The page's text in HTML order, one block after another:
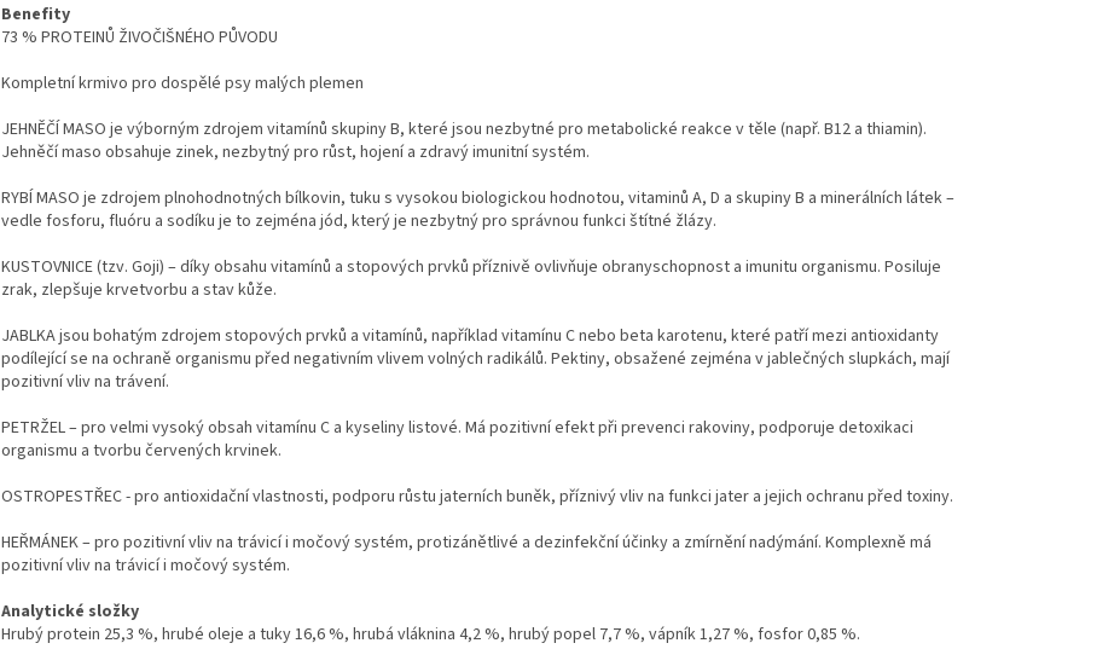
Benefity
73 % PROTEINŮ ŽIVOČIŠNÉHO PŮVODU
Kompletní krmivo pro dospělé psy malých plemen
JEHNĚČÍ MASO je výborným zdrojem vitamínů skupiny B, které jsou nezbytné pro metabolické reakce v těle (např. B12 a thiamin).
Jehněčí maso obsahuje zinek, nezbytný pro růst, hojení a zdravý imunitní systém.
RYBÍ MASO je zdrojem plnohodnotných bílkovin, tuku s vysokou biologickou hodnotou, vitaminů A, D a skupiny B a minerálních látek –
vedle fosforu, fluóru a sodíku je to zejména jód, který je nezbytný pro správnou funkci štítné žlázy.
KUSTOVNICE (tzv. Goji) – díky obsahu vitamínů a stopových prvků příznivě ovlivňuje obranyschopnost a imunitu organismu. Posiluje
zrak, zlepšuje krvetvorbu a stav kůže.
JABLKA jsou bohatým zdrojem stopových prvků a vitamínů, například vitamínu C nebo beta karotenu, které patří mezi antioxidanty
podílející se na ochraně organismu před negativním vlivem volných radikálů. Pektiny, obsažené zejména v jablečných slupkách, mají
pozitivní vliv na trávení.
PETRŽEL – pro velmi vysoký obsah vitamínu C a kyseliny listové. Má pozitivní efekt při prevenci rakoviny, podporuje detoxikaci
organismu a tvorbu červených krvinek.
OSTROPESTŘEC - pro antioxidační vlastnosti, podporu růstu jaterních buněk, příznivý vliv na funkci jater a jejich ochranu před toxiny.
HEŘMÁNEK – pro pozitivní vliv na trávicí i močový systém, protizánětlivé a dezinfekční účinky a zmírnění nadýmání. Komplexně má
pozitivní vliv na trávicí i močový systém.
Analytické složky
Hrubý protein 25,3 %, hrubé oleje a tuky 16,6 %, hrubá vláknina 4,2 %, hrubý popel 7,7 %, vápník 1,27 %, fosfor 0,85 %.